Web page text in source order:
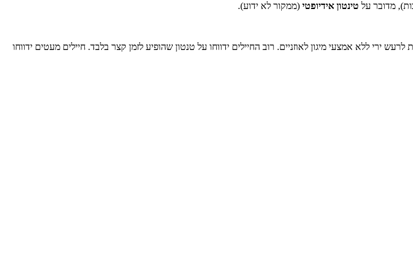
מדובר על טינטון אידיופטי (ממקור לא ידוע).
ירי ללא אמצעי מיגון לאוזניים. רוב החיילים ידווחו על טנטון שהופיע לזמן קצר בלבד. חיילים מעטים ידווחו